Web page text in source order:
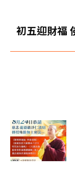
初五迎財福